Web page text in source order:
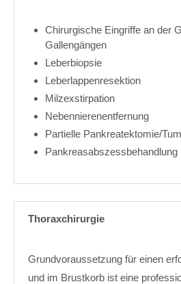
Chirurgische Eingriffe an der
Gallengängen
Leberbiopsie
Leberlappenresektion
Milzexstirpation
Nebennierenentfernung
Partielle Pankreatektomie/
Pankreasabszessbehandlung
Thoraxchirurgie
Grundvoraussetzung für einen
und im Brustkorb ist eine